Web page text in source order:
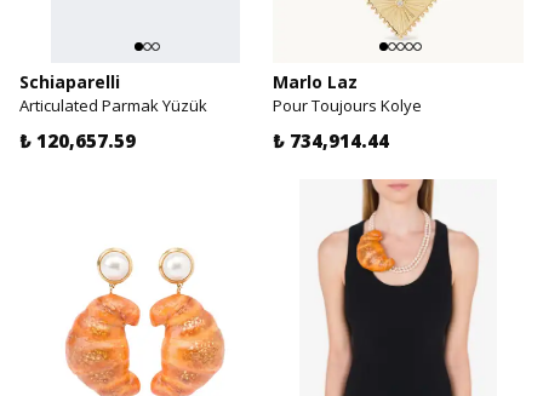
Schiaparelli
Articulated Parmak Yüzük
₺ 120,657.59
Marlo Laz
Pour Toujours Kolye
₺ 734,914.44